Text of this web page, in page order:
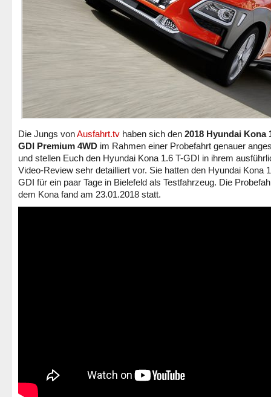
Die Jungs vonAusfahrt.tv haben sich den 2018 Hyundai Kona
GDI Premium 4WD im Rahmen einer Probefahrt genauer
und stellen Euch den Hyundai Kona 1.6 T-GDI in ihrem
Video-Review sehr detailliert vor. Sie hatten den Hyundai Kona
GDI für ein paar Tage in Bielefeld als Testfahrzeug. Die
dem Kona fand am 23.01.2018 statt.